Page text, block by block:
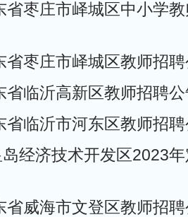
省枣庄市峄城区中小学
省枣庄市峄城区教师招
省临沂高新区教师招聘
省临沂市河东区教师招
经济技术开发区2023
省威海市文登区教师招